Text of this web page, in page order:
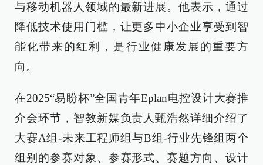
与移动机器人领域的最新进展。他表示，通过
降低技术使用门槛，让更多中小企业享受到智
能化带来的红利，是行业健康发展的重要方
向。
在2025“易盼杯”全国青年Eplan电控设计大赛推
介会环节，智教新媒负责人甄浩然详细介绍了
大赛A组-未来工程师组与B组-行业先锋组两个
组别的参赛对象、参赛形式、赛题方向、设计